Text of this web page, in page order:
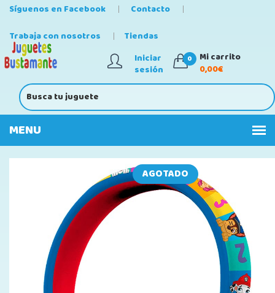
Síguenos en Facebook
Contacto
Trabaja con nosotros
Tiendas
Iniciar
sesión
0
Mi carrito
0,00€
AGOTADO